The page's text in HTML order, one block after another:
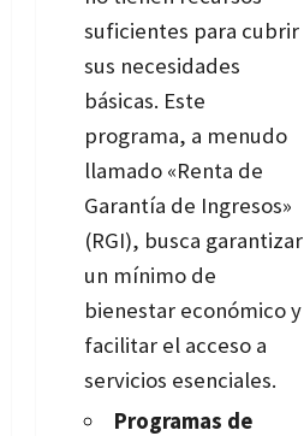
suficientes para cubrir
sus necesidades
básicas. Este
programa, a menudo
llamado «Renta de
Garantía de Ingresos»
(RGI), busca garantizar
un mínimo de
bienestar económico y
facilitar el acceso a
servicios esenciales.
Programas de